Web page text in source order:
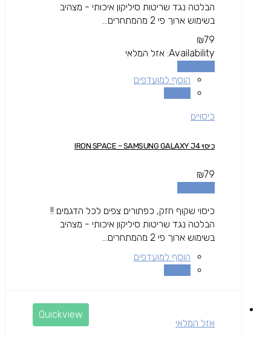
הבלטה נגד שריטות סיליקון איכותי - מצהיב
בשימוש ארוך פי 2 מהמתחרים...
₪79
Availability: אזל המלאי
הוסף למועדפים
כיסויים
כיסוי IRON SPACE – SAMSUNG GALAXY J4
₪79
כיסוי שקוף חזק, כפתורים צפים לכל הדגמים !!
הבלטה נגד שריטות סיליקון איכותי - מצהיב
בשימוש ארוך פי 2 מהמתחרים...
הוסף למועדפים
Quickview
אזל המלאי